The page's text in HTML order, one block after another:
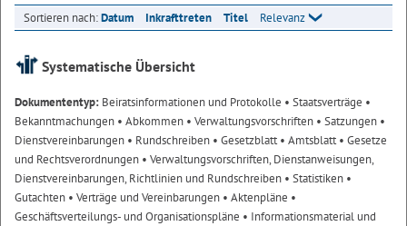
Sortieren nach:Datum Inkrafttreten Titel Relevanz
Systematische Übersicht
Dokumententyp: Beiratsinformationen und Protokolle • Staatsverträge •
Bekanntmachungen • Abkommen • Verwaltungsvorschriften • Satzungen •
Dienstvereinbarungen • Rundschreiben • Gesetzblatt• Amtsblatt• Gesetze
und Rechtsverordnungen • Verwaltungsvorschriften, Dienstanweisungen,
Dienstvereinbarungen, Richtlinien und Rundschreiben • Statistiken •
Gutachten • Verträge und Vereinbarungen • Aktenpläne •
Geschäftsverteilungs- und Organisationspläne • Informationsmaterial und